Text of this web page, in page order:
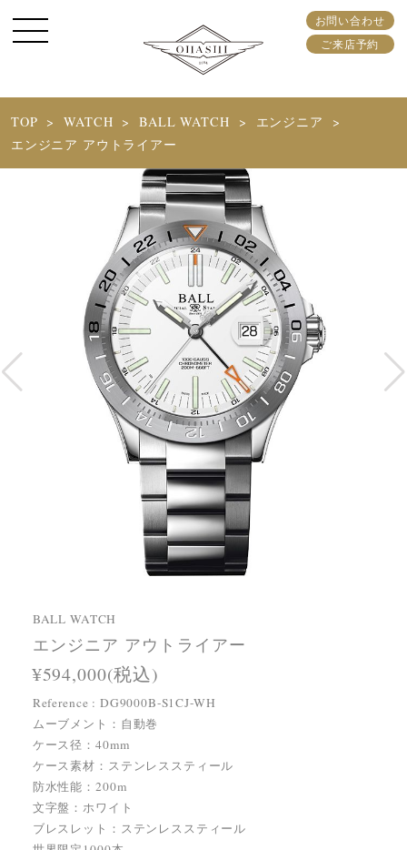
お問い合わせ
ご来店予約
TOP WATCH BALL WATCH
エンジニア
エンジニア アウトライアー
BALL WATCH
エンジニア アウトライアー
¥594,000(税込)
Reference : DG9000B-S1CJ-WH
ムーブメント：自動巻
ケース径：40mm
ケース素材：ステンレススティール
防水性能：200m
文字盤：ホワイト
ブレスレット：ステンレススティール